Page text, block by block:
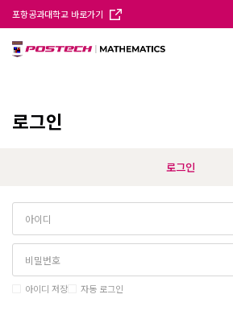
포항공과대학교 바로가기
로그인
로그인
아이디 저장 자동 로그인